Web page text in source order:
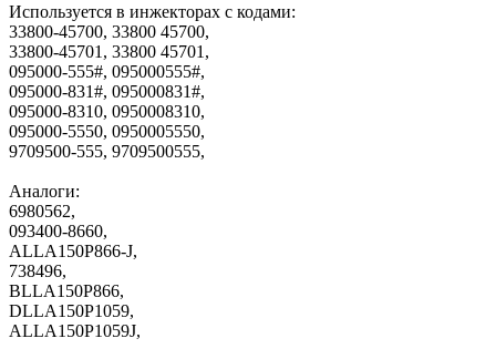
Используется в инжекторах с кодами:
33800-45700, 33800 45700,
33800-45701, 33800 45701,
095000-555#, 095000555#,
095000-831#, 095000831#,
095000-8310, 0950008310,
095000-5550, 0950005550,
9709500-555, 9709500555,
Аналоги:
6980562,
093400-8660,
ALLA150P866-J,
738496,
BLLA150P866,
DLLA150P1059,
ALLA150P1059J,